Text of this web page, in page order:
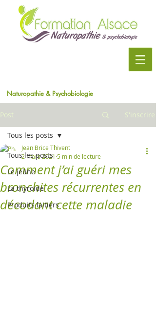
Naturopathie & Psychobiologie
Post S'inscrire
Tous les posts
Le jeûne
La thyroïde
Produits laitiers
Tous les posts
Comment j’ai guéri mes
bronchites récurrentes en
décodant cette maladie
Jean Brice Thivent
2 mars 2021 5 min de lecture